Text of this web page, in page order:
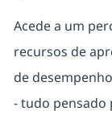
Acede a um
recursos de
de
- tudo pensado